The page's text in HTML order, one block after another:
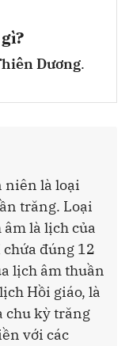
Dương.
niên là loại
trăng. Loại
là lịch của
đúng 12
lịch âm thuần
Hồi giáo, là
chu kỳ trăng
với các